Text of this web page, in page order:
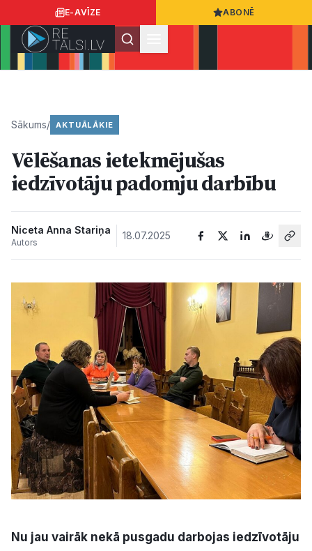
E-AVĪZE ABONĒ
Ziņas
Dzīvesstils
Sports
Kultūra
Bizness
Video
Vieta
Sludinājumi
Sākums/ AKTUĀLĀKIE
Vēlēšanas ietekmējušas
iedzīvotāju padomju darbību
Niceta Anna Stariņa
Autors
18.07.2025
Nu jau vairāk nekā pusgadu darbojas iedzīvotāju